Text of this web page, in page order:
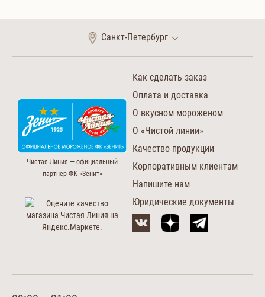
Санкт-Петербург
Чистая Линия — официальный
партнер ФК «Зенит»
Как сделать заказ
Оплата и доставка
О вкусном мороженом
О «Чистой линии»
Качество продукции
Корпоративным клиентам
Напишите нам
Юридические документы